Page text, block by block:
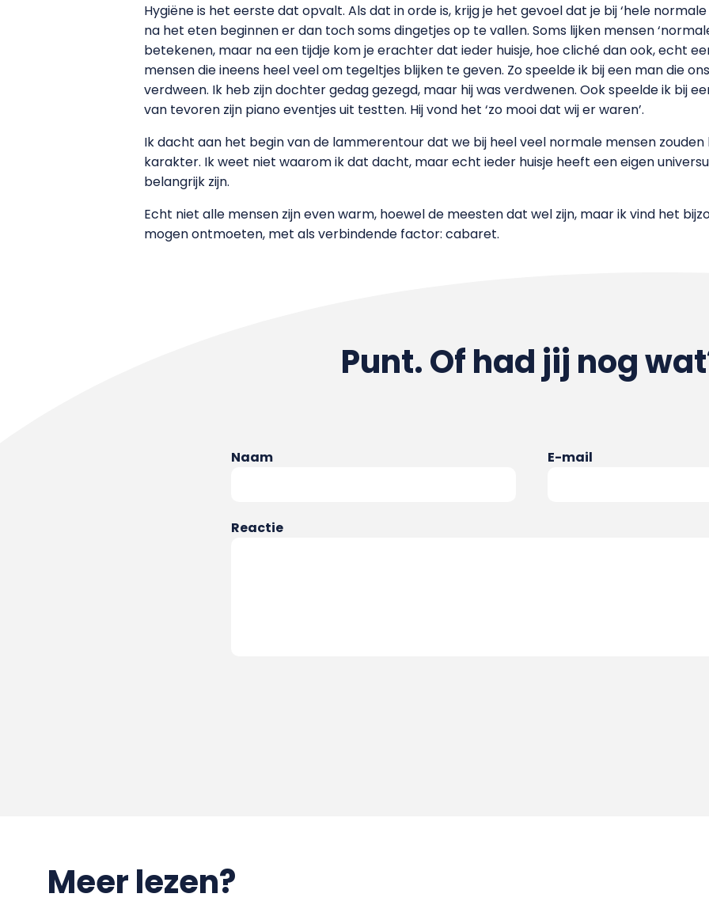
Hygiëne is het eerste dat opvalt. Als dat in orde is, krijg je het gevoel dat je bij ‘hele
na het eten beginnen er dan toch soms dingetjes op te vallen. Soms lijken mensen
betekenen, maar na een tijdje kom je erachter dat ieder huisje, hoe cliché dan ook, echt
mensen die ineens heel veel om tegeltjes blijken te geven. Zo speelde ik bij een man die
verdween. Ik heb zijn dochter gedag gezegd, maar hij was verdwenen. Ook speelde ik bij
van tevoren zijn piano eventjes uit testten. Hij vond het ‘zo mooi dat wij er waren’.
Ik dacht aan het begin van de lammerentour dat we bij heel veel normale mensen
karakter. Ik weet niet waarom ik dat dacht, maar echt ieder huisje heeft een eigen
belangrijk zijn.
Echt niet alle mensen zijn even warm, hoewel de meesten dat wel zijn, maar ik vind het
mogen ontmoeten, met als verbindende factor: cabaret.
Punt. Of had jij nog
Naam E-mail
Reactie
Meer lezen?